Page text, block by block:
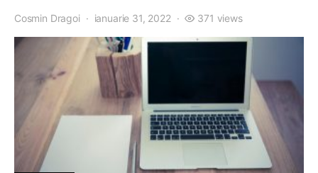
Cosmin Dragoi ianuarie 31, 2022 371 views